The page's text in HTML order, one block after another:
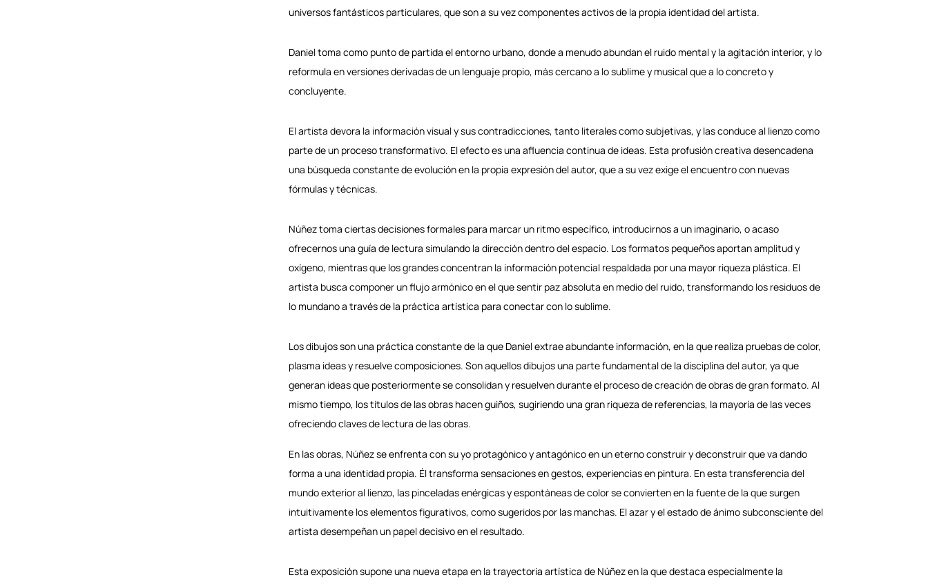
universos fantásticos particulares, que son a su vez componentes activos de la propia identidad del artista.
Daniel toma como punto de partida el entorno urbano, donde a menudo abundan el ruido mental y la agitación interior, y lo
reformula en versiones derivadas de un lenguaje propio, más cercano a lo sublime y musical que a lo concreto y
concluyente.
El artista devora la información visual y sus contradicciones, tanto literales como subjetivas, y las conduce al lienzo como
parte de un proceso transformativo. El efecto es una afluencia continua de ideas. Esta profusión creativa desencadena
una búsqueda constante de evolución en la propia expresión del autor, que a su vez exige el encuentro con nuevas
fórmulas y técnicas.
Núñez toma ciertas decisiones formales para marcar un ritmo específico, introducirnos a un imaginario, o acaso
ofrecernos una guía de lectura simulando la dirección dentro del espacio. Los formatos pequeños aportan amplitud y
oxígeno, mientras que los grandes concentran la información potencial respaldada por una mayor riqueza plástica. El
artista busca componer un flujo armónico en el que sentir paz absoluta en medio del ruido, transformando los residuos de
lo mundano a través de la práctica artística para conectar con lo sublime.
Los dibujos son una práctica constante de la que Daniel extrae abundante información, en la que realiza pruebas de color,
plasma ideas y resuelve composiciones. Son aquellos dibujos una parte fundamental de la disciplina del autor, ya que
generan ideas que posteriormente se consolidan y resuelven durante el proceso de creación de obras de gran formato. Al
mismo tiempo, los títulos de las obras hacen guiños, sugiriendo una gran riqueza de referencias, la mayoría de las veces
ofreciendo claves de lectura de las obras.
En las obras, Núñez se enfrenta con su yo protagónico y antagónico en un eterno construir y deconstruir que va dando
forma a una identidad propia. Él transforma sensaciones en gestos, experiencias en pintura. En esta transferencia del
mundo exterior al lienzo, las pinceladas enérgicas y espontáneas de color se convierten en la fuente de la que surgen
intuitivamente los elementos figurativos, como sugeridos por las manchas. El azar y el estado de ánimo subconsciente del
artista desempeñan un papel decisivo en el resultado.
Esta exposición supone una nueva etapa en la trayectoria artística de Núñez en la que destaca especialmente la